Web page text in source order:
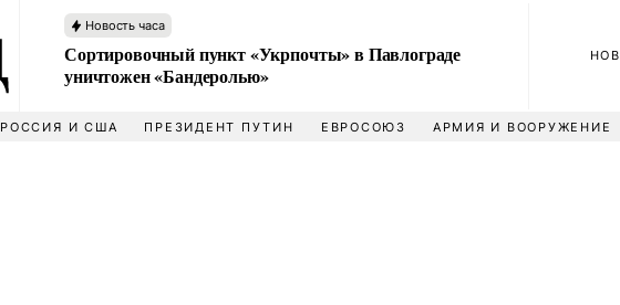
Новость часа
Сортировочный пункт «Укрпочты» в Павлограде
уничтожен «Бандеролью»
РОССИЯ И США ПРЕЗИДЕНТ ПУТИН ЕВРОСОЮЗ АРМИЯ И ВООРУЖЕНИЕ